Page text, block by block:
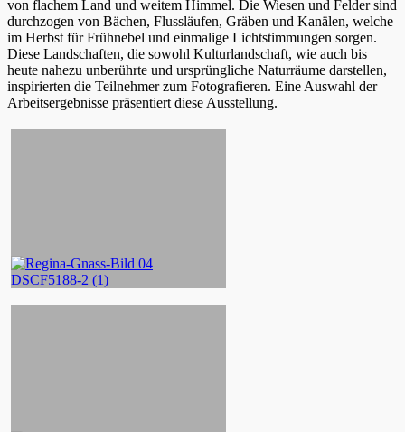
von flachem Land und weitem Himmel. Die Wiesen und Felder sind
durchzogen von Bächen, Flussläufen, Gräben und Kanälen, welche
im Herbst für Frühnebel und einmalige Lichtstimmungen sorgen.
Diese Landschaften, die sowohl Kulturlandschaft, wie auch bis
heute nahezu unberührte und ursprüngliche Naturräume darstellen,
inspirierten die Teilnehmer zum Fotografieren. Eine Auswahl der
Arbeitsergebnisse präsentiert diese Ausstellung.